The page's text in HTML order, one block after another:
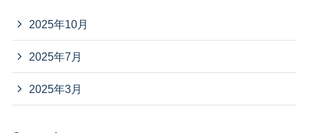
2025年10月
2025年7月
2025年3月